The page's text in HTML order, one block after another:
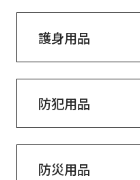
護身用品
防犯用品
防災用品